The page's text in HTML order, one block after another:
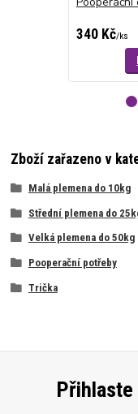
340 Kč/ks
Zboží zařazeno v
Malá plemena do 10kg
Střední plemena do
Velká plemena do 50kg
Pooperační potřeby
Trička
Přihlaste